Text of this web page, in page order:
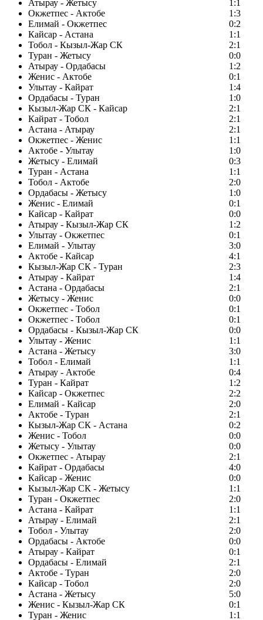
Атырау - Жетысу
1:1
Окжетпес - Актобе
1:3
Елимай - Окжетпес
0:2
Кайсар - Астана
1:1
Тобол - Кызыл-Жар СК
2:1
Туран - Жетысу
0:0
Атырау - Ордабасы
1:2
Женис - Актобе
0:1
Улытау - Кайрат
1:4
Ордабасы - Туран
1:0
Кызыл-Жар СК - Кайсар
2:1
Кайрат - Тобол
2:1
Астана - Атырау
2:1
Окжетпес - Женис
1:1
Актобе - Улытау
1:0
Жетысу - Елимай
0:3
Туран - Астана
1:1
Тобол - Актобе
2:0
Ордабасы - Жетысу
1:0
Женис - Елимай
0:1
Кайсар - Кайрат
0:0
Атырау - Кызыл-Жар СК
1:2
Улытау - Окжетпес
0:1
Елимай - Улытау
3:0
Актобе - Кайсар
4:1
Кызыл-Жар СК - Туран
2:3
Атырау - Кайрат
1:4
Астана - Ордабасы
2:1
Жетысу - Женис
0:0
Окжетпес - Тобол
0:1
Окжетпес - Тобол
0:1
Ордабасы - Кызыл-Жар СК
0:0
Улытау - Женис
1:1
Астана - Жетысу
3:0
Тобол - Елимай
1:1
Атырау - Актобе
0:4
Туран - Кайрат
1:2
Кайсар - Окжетпес
2:2
Елимай - Кайсар
2:0
Актобе - Туран
2:1
Кызыл-Жар СК - Астана
0:2
Женис - Тобол
0:0
Жетысу - Улытау
0:0
Окжетпес - Атырау
2:1
Кайрат - Ордабасы
4:0
Кайсар - Женис
0:0
Кызыл-Жар СК - Жетысу
1:1
Туран - Окжетпес
2:0
Астана - Кайрат
1:1
Атырау - Елимай
2:1
Тобол - Улытау
2:0
Ордабасы - Актобе
0:0
Атырау - Кайрат
0:1
Ордабасы - Елимай
2:1
Актобе - Туран
2:0
Кайсар - Тобол
2:0
Астана - Жетысу
5:0
Женис - Кызыл-Жар СК
0:1
Туран - Женис
1:1